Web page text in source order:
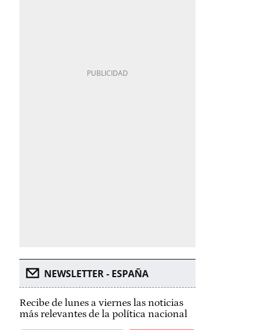
NEWSLETTER - ESPAÑA
Recibe de lunes a viernes las noticias
más relevantes de la política nacional